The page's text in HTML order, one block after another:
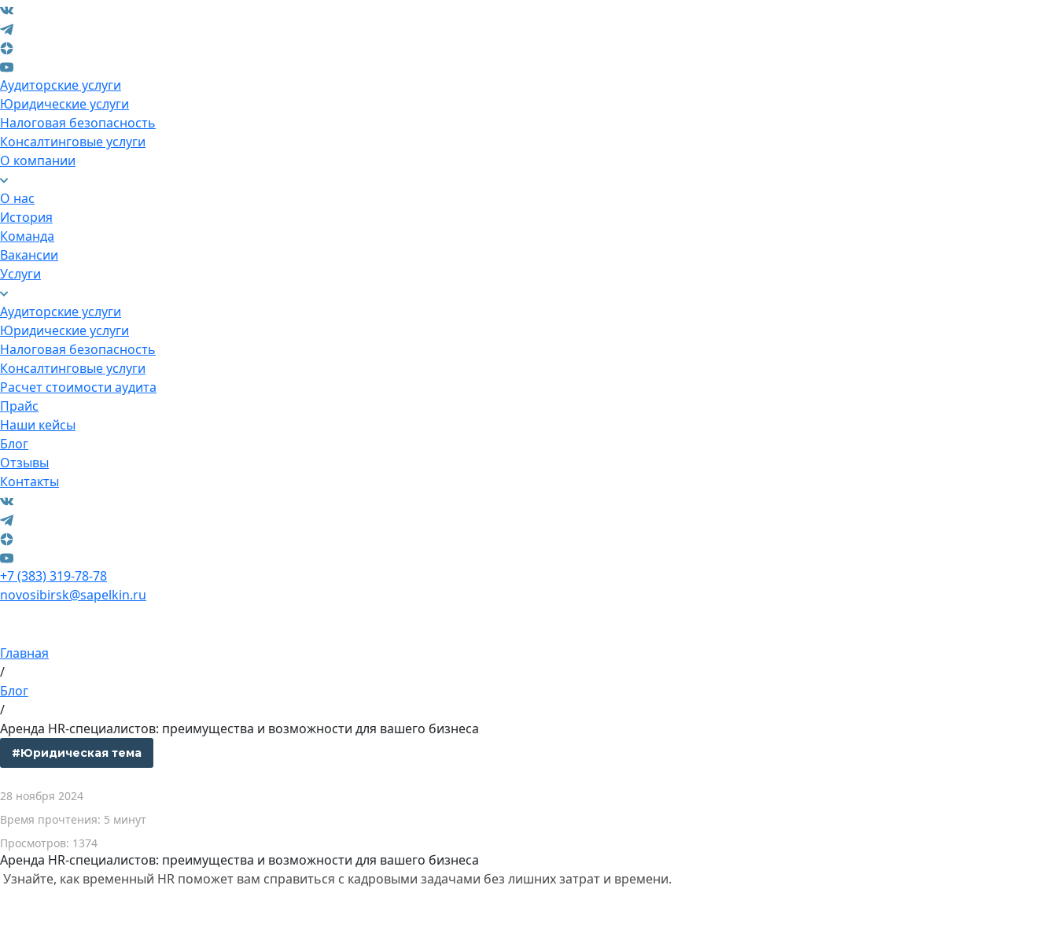
Аудиторские услуги
Юридические услуги
Налоговая безопасность
Консалтинговые услуги
О компании
О нас
История
Команда
Вакансии
Услуги
Аудиторские услуги
Юридические услуги
Налоговая безопасность
Консалтинговые услуги
Расчет стоимости аудита
Прайс
Наши кейсы
Блог
Отзывы
Контакты
+7 (383) 319-78-78
novosibirsk@sapelkin.ru
Главная
/
Блог
/
Аренда HR-специалистов: преимущества и возможности для вашего бизнеса
#Юридическая тема
28 ноября 2024
Время прочтения: 5 минут
Просмотров: 1374
Аренда HR-специалистов: преимущества и возможности для вашего бизнеса
Узнайте, как временный HR поможет вам справиться с кадровыми задачами без лишних затрат и времени.